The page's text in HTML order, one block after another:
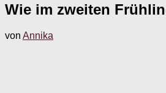
Wie im zweiten
von Annika